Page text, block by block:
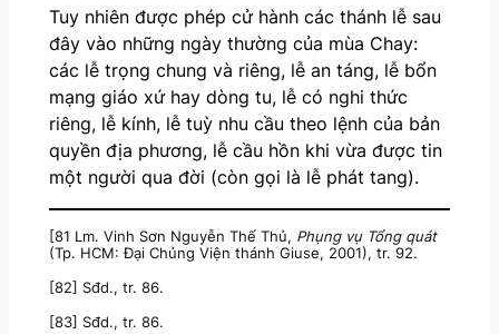
Tuy nhiên được phép cử hành các thánh lễ sau
đây vào những ngày thường của mùa Chay:
các lễ trọng chung và riêng, lễ an táng, lễ bổn
mạng giáo xứ hay dòng tu, lễ có nghi thức
riêng, lễ kính, lễ tuỳ nhu cầu theo lệnh của bản
quyền địa phương, lễ cầu hồn khi vừa được tin
một người qua đời (còn gọi là lễ phát tang).
[81 Lm. Vinh Sơn Nguyễn Thế Thủ, Phụng vụ Tổng quát
(Tp. HCM: Đại Chủng Viện thánh Giuse, 2001), tr. 92.
[82] Sđd., tr. 86.
[83] Sđd., tr. 86.